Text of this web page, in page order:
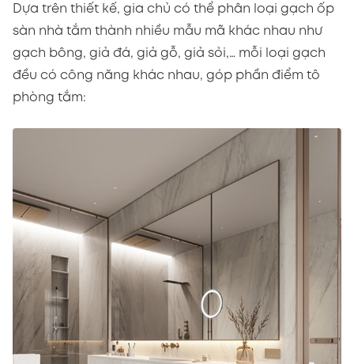
Dựa trên thiết kế, gia chủ có thể phân loại gạch ốp
sàn nhà tắm thành nhiều mẫu mã khác nhau như
gạch bông, giả đá, giả gỗ, giả sỏi,… mỗi loại gạch
đều có công năng khác nhau, góp phần điểm tô
phòng tắm: